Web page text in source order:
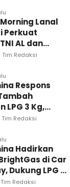
Lanal
Perkuat
AL dan
Wujudkan
Tim Redaksi
Respons
LPG 3 Kg,
di
Kondusif
Tim Redaksi
Hadirkan
di Car
Dukung LPG 3
Sasaran
Tim Redaksi